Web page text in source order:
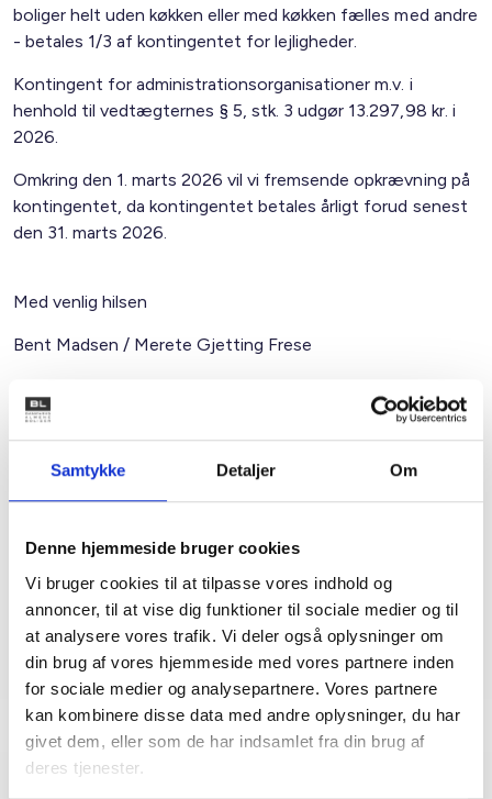
Samtykke Detaljer Om
Denne hjemmeside bruger cookies
Vi bruger cookies til at tilpasse vores indhold og
annoncer, til at vise dig funktioner til sociale medier og til
at analysere vores trafik. Vi deler også oplysninger om
din brug af vores hjemmeside med vores partnere inden
for sociale medier og analysepartnere. Vores partnere
kan kombinere disse data med andre oplysninger, du har
givet dem, eller som de har indsamlet fra din brug af
deres tjenester.
boliger helt uden køkken eller med køkken fælles med andre
- betales 1/3 af kontingentet for lejligheder.
Kontingent for administrationsorganisationer m.v. i
henhold til vedtægternes § 5, stk. 3 udgør 13.297,98 kr. i
2026.
Omkring den 1. marts 2026 vil vi fremsende opkrævning på
kontingentet, da kontingentet betales årligt forud senest
den 31. marts 2026.
Med venlig hilsen
Bent Madsen / Merete Gjetting Frese
Kontakt
Merete Gjetting
Frese
Tlf: 50 89 72 97
Mail: mfr@bl.dk